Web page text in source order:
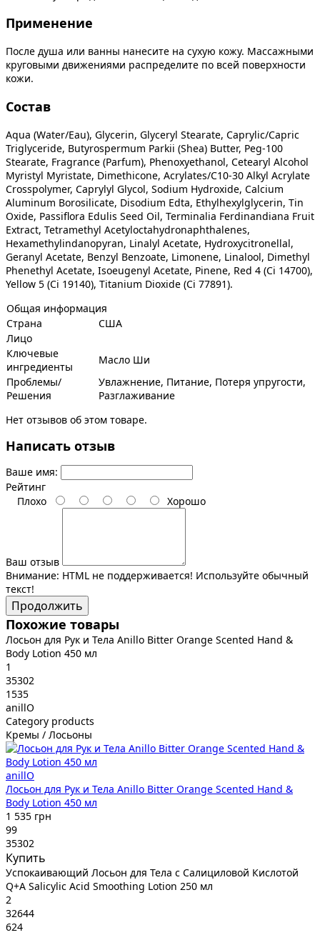
Применение
После душа или ванны нанесите на сухую кожу. Массажными
круговыми движениями распределите по всей поверхности
кожи.
Состав
Aqua (Water/Eau), Glycerin, Glyceryl Stearate, Caprylic/Capric
Triglyceride, Butyrospermum Parkii (Shea) Butter, Peg-100
Stearate, Fragrance (Parfum), Phenoxyethanol, Cetearyl Alcohol
Myristyl Myristate, Dimethicone, Acrylates/C10-30 Alkyl Acrylate
Crosspolymer, Caprylyl Glycol, Sodium Hydroxide, Calcium
Aluminum Borosilicate, Disodium Edta, Ethylhexylglycerin, Tin
Oxide, Passiflora Edulis Seed Oil, Terminalia Ferdinandiana Fruit
Extract, Tetramethyl Acetyloctahydronaphthalenes,
Hexamethylindanopyran, Linalyl Acetate, Hydroxycitronellal,
Geranyl Acetate, Benzyl Benzoate, Limonene, Linalool, Dimethyl
Phenethyl Acetate, Isoeugenyl Acetate, Pinene, Red 4 (Ci 14700),
Yellow 5 (Ci 19140), Titanium Dioxide (Ci 77891).
Общая информация
Страна
США
Лицо
Ключевые
ингредиенты
Масло Ши
Проблемы/
Решения
Увлажнение, Питание, Потеря упругости,
Разглаживание
Нет отзывов об этом товаре.
Написать отзыв
Ваше имя:
Рейтинг
Плохо
Хорошо
Ваш отзыв
Внимание: HTML не поддерживается! Используйте обычный
текст!
Продолжить
Похожие товары
Лосьон для Рук и Тела Anillo Bitter Orange Scented Hand &
Body Lotion 450 мл
1
35302
1535
anillO
Category products
Кремы / Лосьоны
anillO
Лосьон для Рук и Тела Anillo Bitter Orange Scented Hand &
Body Lotion 450 мл
1 535 грн
99
35302
Купить
Успокаивающий Лосьон для Тела с Салициловой Кислотой
Q+A Salicylic Acid Smoothing Lotion 250 мл
2
32644
624